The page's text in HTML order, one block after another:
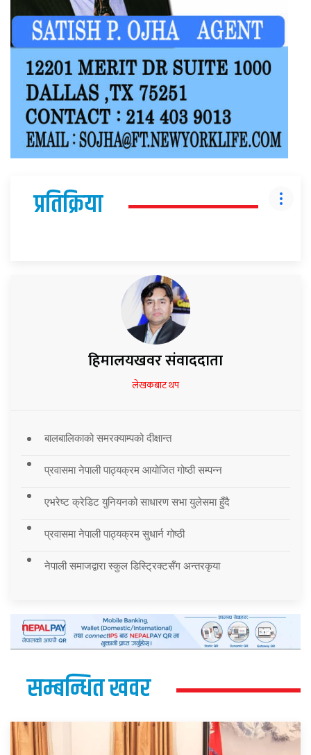
प्रतिक्रिया
हिमालयखवर संवाददाता
लेखकबाट थप
बालबालिकाको समरक्याम्पको दीक्षान्त
प्रवासमा नेपाली पाठ्यक्रम आयोजित गोष्ठी सम्पन्न
एभरेष्ट क्रेडिट युनियनको साधारण सभा युलेसमा हुँदै
प्रवासमा नेपाली पाठ्यक्रम सुधार्न गोष्ठी
नेपाली समाजद्वारा स्कुल डिस्ट्रिक्टसँग अन्तरकृया
सम्बन्धित खवर